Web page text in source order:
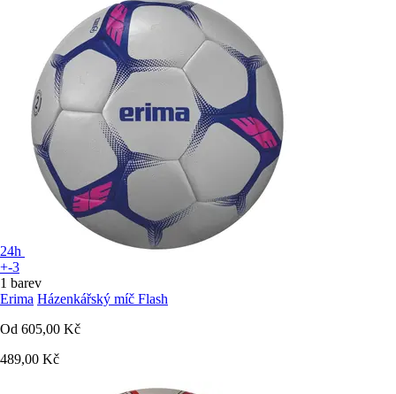
24h
+-3
1 barev
Erima Házenkářský míč Flash
Od 605,00 Kč
489,00 Kč